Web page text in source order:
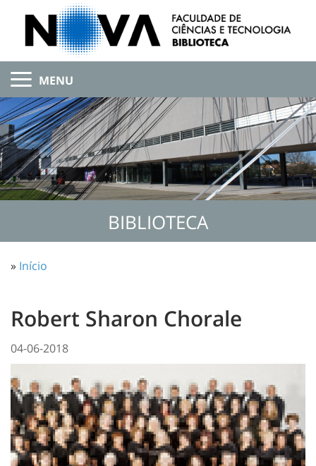
MENU
BIBLIOTECA
» Início
Robert Sharon Chorale
04-06-2018